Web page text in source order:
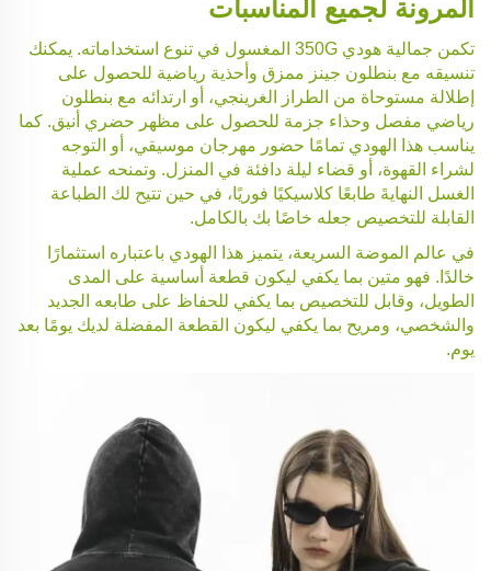
المرونة لجميع المناسبات
تكمن جمالية هودي 350G المغسول في تنوع استخداماته. يمكنك
تنسيقه مع بنطلون جينز ممزق وأحذية رياضية للحصول على
إطلالة مستوحاة من الطراز الغرينجي، أو ارتدائه مع بنطلون
رياضي مفصل وحذاء جزمة للحصول على مظهر حضري أنيق. كما
يناسب هذا الهودي تمامًا حضور مهرجان موسيقي، أو التوجه
لشراء القهوة، أو قضاء ليلة دافئة في المنزل. وتمنحه عملية
الغسل النهايةَ طابعًا كلاسيكيًا فوريًا، في حين تتيح لك الطباعة
القابلة للتخصيص جعله خاصًا بك بالكامل.
في عالم الموضة السريعة، يتميز هذا الهودي باعتباره استثمارًا
خالدًا. فهو متين بما يكفي ليكون قطعة أساسية على المدى
الطويل، وقابل للتخصيص بما يكفي للحفاظ على طابعه الجديد
والشخصي، ومريح بما يكفي ليكون القطعة المفضلة لديك يومًا بعد
يوم.